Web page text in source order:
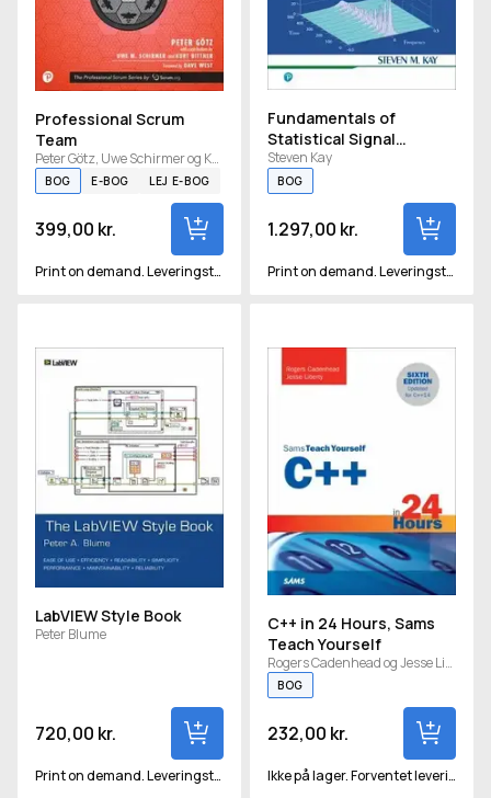
Professional Scrum
Team
Peter Götz, Uwe Schirmer og Kurt Bittner
BOG E-BOG LEJ E-BOG
399,00 kr.
Print on demand. Leveringstid vil være ca 2-3 uger.
Fundamentals of
Statistical Signal
Processing, Volume 3
Steven Kay
BOG
1.297,00 kr.
Print on demand. Leveringstid vil være ca 2-3 uger.
LabVIEW Style Book
Peter Blume
720,00 kr.
Print on demand. Leveringstid vil være ca 2-3 uger.
C++ in 24 Hours, Sams
Teach Yourself
Rogers Cadenhead og Jesse Liberty
BOG
232,00 kr.
Ikke på lager. Forventet levering om ca. 15 hverdage